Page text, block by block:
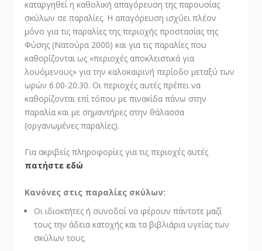
καταργηθεί η καθολική απαγόρευση της παρουσίας
σκύλων σε παραλίες. Η απαγόρευση ισχύει πλέον
μόνο για τις παραλίες της περιοχής προστασίας της
Φύσης (Νατούρα 2000) και για τις παραλίες που
καθορίζονται ως «περιοχές αποκλειστικά για
λουόμενους» για την καλοκαιρινή περίοδο μεταξύ των
ωρών 6.00-20.30. Οι περιοχές αυτές πρέπει να
καθορίζονται επί τόπου με πινακίδα πάνω στην
παραλία και με σημαντήρες στην θάλασσα
(οργανωμένες παραλίες).
Για ακριβείς πληροφορίες για τις περιοχές αυτές
πατήστε εδώ
Κανόνες στις παραλίες σκύλων:
Οι ιδιοκτήτες ή συνοδοί να φέρουν πάντοτε μαζί
τους την άδεια κατοχής και τα βιβλιάρια υγείας των
σκύλων τους.